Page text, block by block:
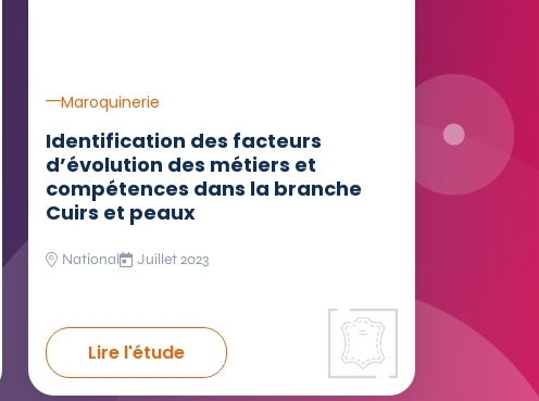
Maroquinerie
Identification des facteurs
d’évolution des métiers et
compétences dans la branche
Cuirs et peaux
National Juillet 2023
Lire l'étude